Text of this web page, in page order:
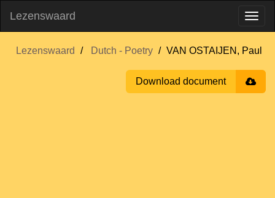
Lezenswaard
Lezenswaard Dutch - Poetry VAN OSTAIJEN, Paul
Download document